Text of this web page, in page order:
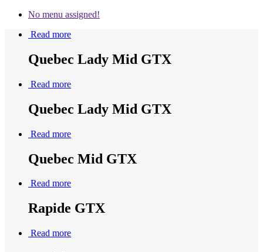
No menu assigned!
Read more
Quebec Lady Mid GTX
Read more
Quebec Lady Mid GTX
Read more
Quebec Mid GTX
Read more
Rapide GTX
Read more